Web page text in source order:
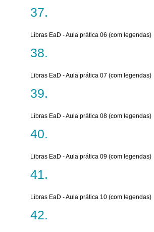
Libras EaD - Aula prática 06 (com legendas)
Libras EaD - Aula prática 07 (com legendas)
Libras EaD - Aula prática 08 (com legendas)
Libras EaD - Aula prática 09 (com legendas)
Libras EaD - Aula prática 10 (com legendas)